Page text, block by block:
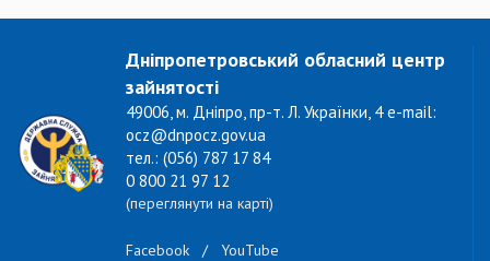
Дніпропетровський обласний центр
зайнятості
49006, м. Дніпро, пр-т. Л. Українки, 4 e-mail:
ocz@dnpocz.gov.ua
тел.: (056) 787 17 84
0 800 21 97 12
(переглянути на карті)
Facebook / YouTube